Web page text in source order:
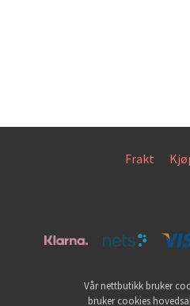
Frakt
Vår nettbutikk bruker
bruker cookies